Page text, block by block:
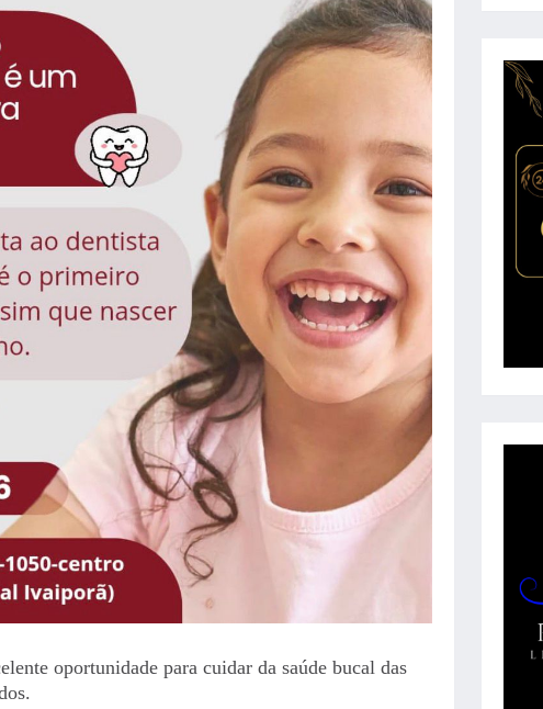
oportunidade para cuidar da saúde bucal das